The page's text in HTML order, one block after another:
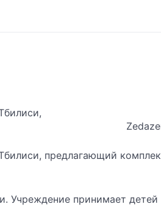
предлагающий
Учреждение принимает